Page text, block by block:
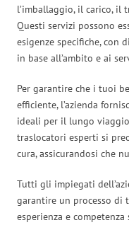
l’imballaggio, il carico, il
Questi servizi possono
esigenze specifiche, con
in base all’ambito e ai
Per garantire che i tuoi
efficiente, l’azienda
ideali per il lungo viaggio
traslocatori esperti si
cura, assicurandosi che
Tutti gli impiegati
garantire un processo di
esperienza e